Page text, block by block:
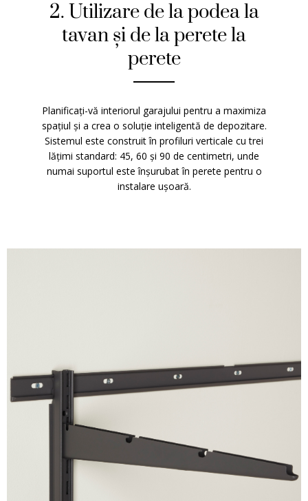
2. Utilizare de la podea la
tavan și de la perete la
perete
Planificați-vă interiorul garajului pentru a maximiza
spațiul și a crea o soluție inteligentă de depozitare.
Sistemul este construit în profiluri verticale cu trei
lățimi standard: 45, 60 și 90 de centimetri, unde
numai suportul este înșurubat în perete pentru o
instalare ușoară.